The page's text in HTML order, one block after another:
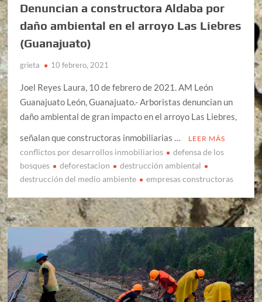
Denuncian a constructora Aldaba por
daño ambiental en el arroyo Las Liebres
(Guanajuato)
grieta 10 febrero, 2021
Joel Reyes Laura, 10 de febrero de 2021. AM León
Guanajuato León, Guanajuato.- Arboristas denuncian un
daño ambiental de gran impacto en el arroyo Las Liebres,
señalan que constructoras inmobiliarias …
LEER MÁS
conflictos por desarrollos inmobiliarios
defensa de los
bosques
deforestacion
destrucción ambiental
destrucción del medio ambiente
empresas constructoras